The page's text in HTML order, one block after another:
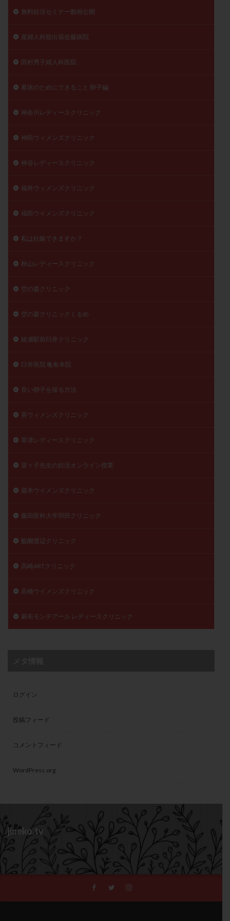
無料妊活セミナー動画公開
産婦人科舘出張佐藤病院
田村秀子婦人科医院
着床のためにできること 卵子編
神奈川レディースクリニック
神田ウィメンズクリニック
神谷レディースクリニック
福井ウィメンズクリニック
福田ウイメンズクリニック
私は妊娠できますか？
秋山レディースクリニック
空の森クリニック
空の森クリニックくるめ
綾瀬駅前臼井クリニック
臼井医院 亀有本院
良い卵子を採る方法
英ウィメンズクリニック
草津レディースクリニック
菜々子先生の妊活オンライン授業
蔵本ウイメンズクリニック
藤田医科大学羽田クリニック
醍醐渡辺クリニック
高崎ARTクリニック
高橋ウイメンズクリニック
麻布モンテアール レディースクリニック
ログイン
投稿フィード
コメントフィード
WordPress.org
jineko.tv